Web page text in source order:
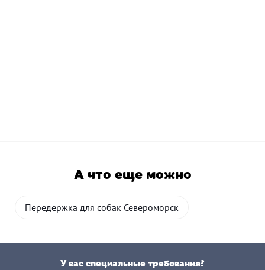
А что еще можно
Передержка для собак Североморск
У вас специальные требования?